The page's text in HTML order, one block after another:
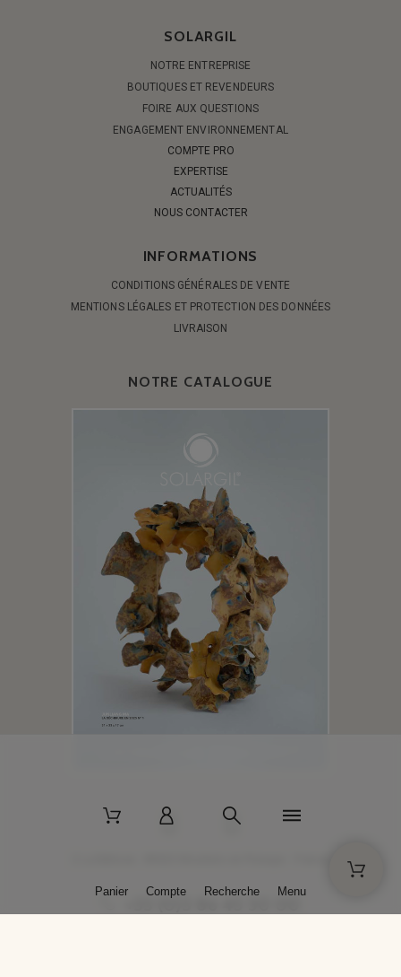
SOLARGIL
NOTRE ENTREPRISE
BOUTIQUES ET REVENDEURS
FOIRE AUX QUESTIONS
ENGAGEMENT ENVIRONNEMENTAL
COMPTE PRO
EXPERTISE
ACTUALITÉS
NOUS CONTACTER
INFORMATIONS
CONDITIONS GÉNÉRALES DE VENTE
MENTIONS LÉGALES ET PROTECTION DES DONNÉES
LIVRAISON
NOTRE CATALOGUE
+33 (0)3 86 45 50 00
Panier Compte Recherche Menu